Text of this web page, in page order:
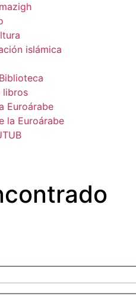
islámica
libros
Euroárabe
la Euroárabe